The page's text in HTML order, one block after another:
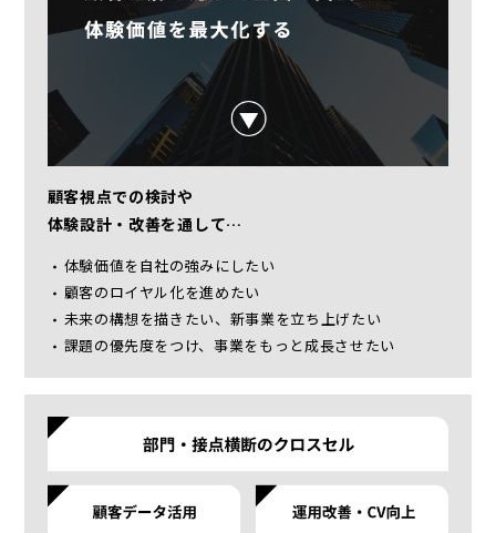
顧客視点での検討や
体験設計・改善を通して…
体験価値を自社の強みにしたい
顧客のロイヤル化を進めたい
未来の構想を描きたい、新事業を立ち上げたい
課題の優先度をつけ、事業をもっと成長させたい